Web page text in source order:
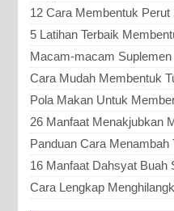
12 Cara Membentuk
5 Latihan Terbaik
Macam-macam
Cara Mudah Membentuk
Pola Makan Untuk
26 Manfaat Menakjubkan
Panduan Cara Menambah
16 Manfaat Dahsyat Buah
Cara Lengkap